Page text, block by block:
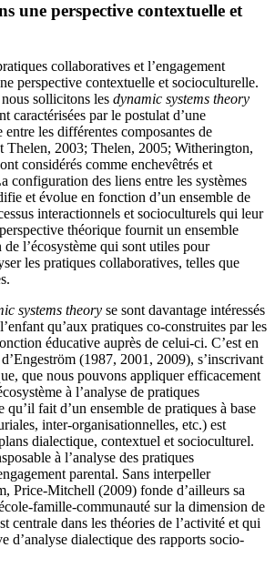
une perspective contextuelle et
collaboratives et l’engagement
perspective contextuelle et socioculturelle.
sollicitons les dynamic systems theory
caractérisées par le postulat d’une
les différentes composantes de
Thelen, 2003; Thelen, 2005; Witherington,
considérés comme enchevêtrés et
configuration des liens entre les systèmes
et évolue en fonction d’un ensemble de
interactionnels et socioculturels qui leur
théorique fournit un ensemble
l’écosystème qui sont utiles pour
les pratiques collaboratives, telles que
systems theory se sont davantage intéressés
qu’aux pratiques co-construites par les
éducative auprès de celui-ci. C’est en
(1987, 2001, 2009), s’inscrivant
que nous pouvons appliquer efficacement
à l’analyse de pratiques
qu’il fait d’un ensemble de pratiques à base
inter-organisationnelles, etc.) est
dialectique, contextuel et socioculturel.
à l’analyse des pratiques
parental. Sans interpeller
Price-Mitchell (2009) fonde d’ailleurs sa
famille-communauté sur la dimension de
centrale dans les théories de l’activité et qui
d’analyse dialectique des rapports socio-